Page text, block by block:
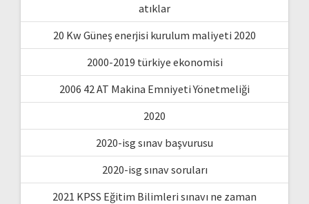
atıklar
20 Kw Güneş enerjisi kurulum maliyeti 2020
2000-2019 türkiye ekonomisi
2006 42 AT Makina Emniyeti Yönetmeliği
2020
2020-isg sınav başvurusu
2020-isg sınav soruları
2021 KPSS Eğitim Bilimleri sınavı ne zaman